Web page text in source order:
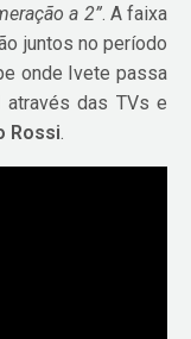
a 2”. A faixa
juntos no período
onde Ivete passa
das TVs e
Rossi.